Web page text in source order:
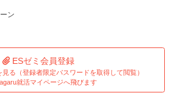
ン
ESゼミ会員登録
る（登録者限定パスワードを取得して閲覧）
就活マイページへ飛びます